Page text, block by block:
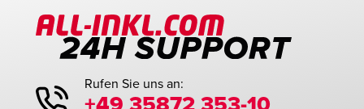
Rufen Sie uns an: